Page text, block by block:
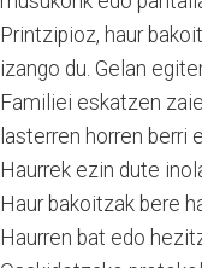
Printzipioz, haur
izango du. Gelan
Familiei eskatzen
lasterren horren
Haurrek ezin dute
Haur bakoitzak bere
Haurren bat edo